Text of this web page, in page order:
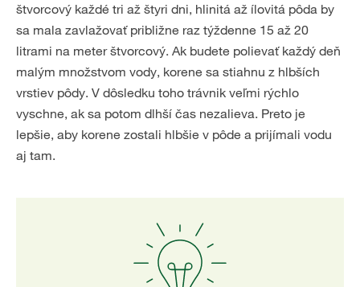
štvorcový každé tri až štyri dni, hlinitá až ílovitá pôda by
sa mala zavlažovať približne raz týždenne 15 až 20
litrami na meter štvorcový. Ak budete polievať každý deň
malým množstvom vody, korene sa stiahnu z hlbších
vrstiev pôdy. V dôsledku toho trávnik veľmi rýchlo
vyschne, ak sa potom dlhší čas nezalieva. Preto je
lepšie, aby korene zostali hlbšie v pôde a prijímali vodu
aj tam.